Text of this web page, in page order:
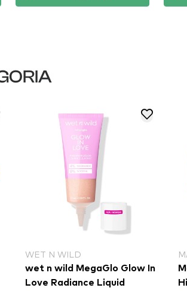
WET N WILD
wet n wild MegaGlo Glow In
Love Radiance Liquid